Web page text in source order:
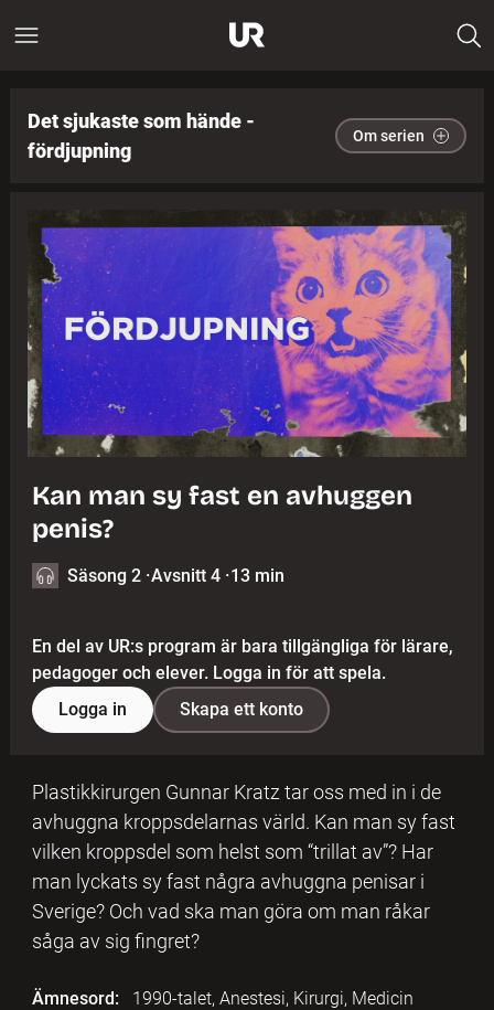
Det sjukaste som hände -
fördjupning
Om serien
Kan man sy fast en avhuggen
penis?
Säsong 2 ·Avsnitt 4 ·13 min
En del av UR:s program är bara tillgängliga för lärare,
pedagoger och elever. Logga in för att spela.
Logga in
Skapa ett konto
Plastikkirurgen Gunnar Kratz tar oss med in i de
avhuggna kroppsdelarnas värld. Kan man sy fast
vilken kroppsdel som helst som “trillat av”? Har
man lyckats sy fast några avhuggna penisar i
Sverige? Och vad ska man göra om man råkar
såga av sig ﬁngret?
Ämnesord:
1990-talet, Anestesi, Kirurgi, Medicin